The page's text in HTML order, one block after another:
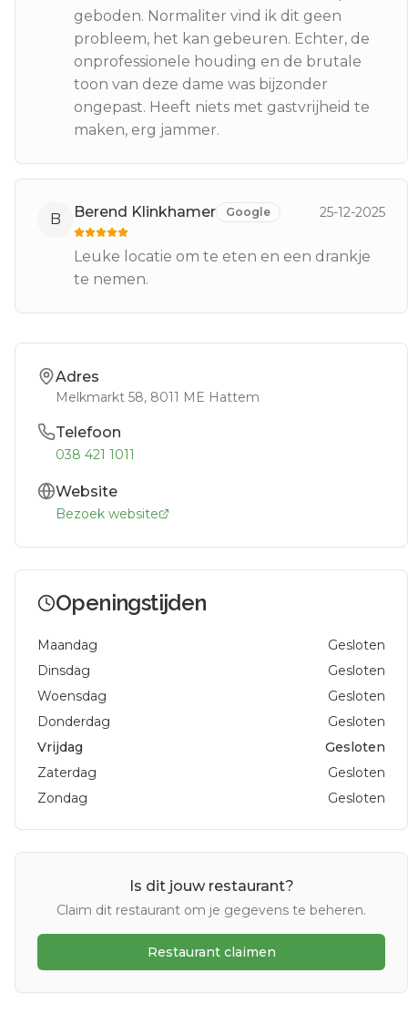
geboden. Normaliter vind ik dit geen
probleem, het kan gebeuren. Echter, de
onprofessionele houding en de brutale
toon van deze dame was bijzonder
ongepast. Heeft niets met gastvrijheid te
maken, erg jammer.
B Berend Klinkhamer Google 25-12-2025
Leuke locatie om te eten en een drankje
te nemen.
Adres
Melkmarkt 58, 8011 ME Hattem
Telefoon
038 421 1011
Website
Bezoek website
Openingstijden
Maandag
Gesloten
Dinsdag
Gesloten
Woensdag
Gesloten
Donderdag
Gesloten
Vrijdag
Gesloten
Zaterdag
Gesloten
Zondag
Gesloten
Is dit jouw restaurant?
Claim dit restaurant om je gegevens te beheren.
Restaurant claimen